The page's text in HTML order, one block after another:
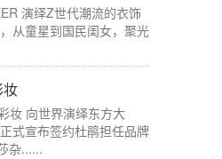
演绎Z世代潮流的衣饰
从童星到国民闺女，聚光
妆
妆 向世界演绎东方大
式宣布签约杜鹃担任品牌
杂......